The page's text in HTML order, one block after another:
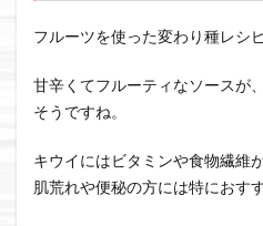
フルーツを使った変わり種レシピ
甘辛くてフルーティなソースが
そうですね。
キウイにはビタミンや食物繊維
肌荒れや便秘の方には特におす